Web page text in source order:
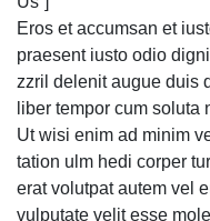
Eros et accumsan et
praesent iusto odio
zzril delenit augue duis
liber tempor cum
Ut wisi enim ad minim
tation ulm hedi corper
erat volutpat autem vel
vulputate velit esse